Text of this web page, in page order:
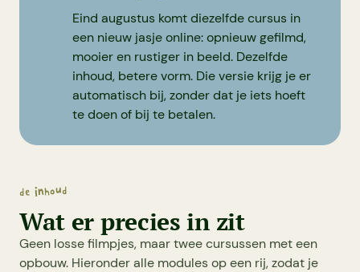
Eind augustus komt diezelfde cursus in
een nieuw jasje online: opnieuw gefilmd,
mooier en rustiger in beeld. Dezelfde
inhoud, betere vorm. Die versie krijg je er
automatisch bij, zonder dat je iets hoeft
te doen of bij te betalen.
de inhoud
Wat er precies in zit
Geen losse filmpjes, maar twee cursussen met een
opbouw. Hieronder alle modules op een rij, zodat je